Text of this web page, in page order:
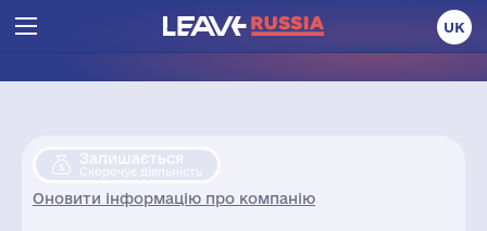
UK
Залишається
Скорочує діяльність
Оновити інформацію про компанію